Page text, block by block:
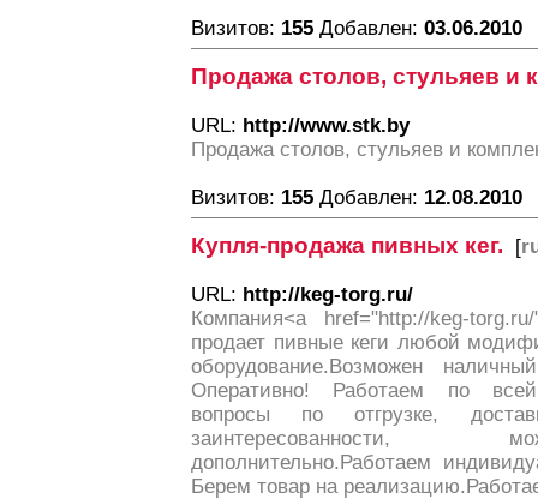
Визитов: 155 Добавлен: 03.06.2010
Продажа столов, стульяев и
URL: http://www.stk.by
Продажа столов, стульяев и
Визитов: 155 Добавлен: 12.08.2010
Купля-продажа пивных кег. [
URL: http://keg-torg.ru/
Компания<a href="http://keg-
продает пивные кеги любой
оборудование.Возможен
Оперативно! Работаем по всей
вопросы по отгрузке,
заинтересованности,
дополнительно.Работаем
Берем товар на